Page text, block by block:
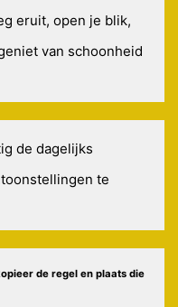
eruit, open je blik,
van schoonheid
de dagelijks
te
de regel en plaats die